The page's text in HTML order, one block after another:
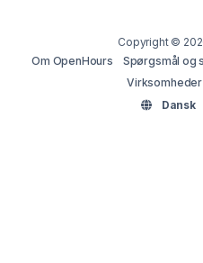
Copyright ©
Om OpenHours
Spørgsmål og
Virksomheder
Dansk